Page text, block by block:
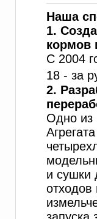
Наша
1.
кормов
С 2004
18 - за
2.
Одно из
и сушки
отходов